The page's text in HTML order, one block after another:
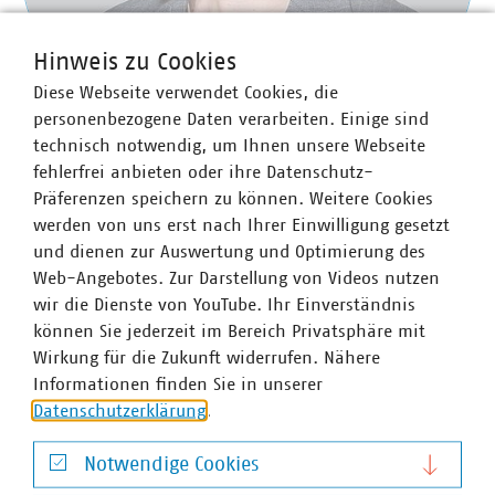
Silvia Gietkowski
Fachgebietsleiterin Nachhaltige Mobilität
+49 30 58580-263
gietkowski(at)vku(dot)de
Schlagworte
WerkstattWeiterbildungFuhrpark
Hinweis zu Cookies
Diese Webseite verwendet Cookies, die
personenbezogene Daten verarbeiten. Einige sind
technisch notwendig, um Ihnen unsere Webseite
fehlerfrei anbieten oder ihre Datenschutz-
Präferenzen speichern zu können. Weitere Cookies
werden von uns erst nach Ihrer Einwilligung gesetzt
und dienen zur Auswertung und Optimierung des
Web-Angebotes. Zur Darstellung von Videos nutzen
wir die Dienste von YouTube. Ihr Einverständnis
können Sie jederzeit im Bereich Privatsphäre mit
Wirkung für die Zukunft widerrufen. Nähere
Informationen finden Sie in unserer
Datenschutzerklärung
Notwendige Cookies